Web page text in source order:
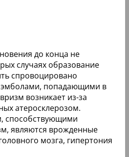
до конца не
случаях образование
спровоцировано
попадающими в
возникает из-за
атеросклерозом.
способствующими
являются врожденные
мозга, гипертония